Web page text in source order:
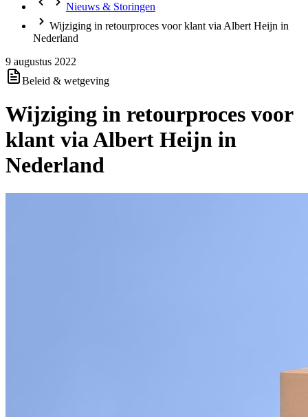
Nieuws & Storingen
Wijziging in retourproces voor klant via Albert Heijn in
Nederland
9 augustus 2022
Beleid & wetgeving
Wijziging in retourproces voor
klant via Albert Heijn in
Nederland